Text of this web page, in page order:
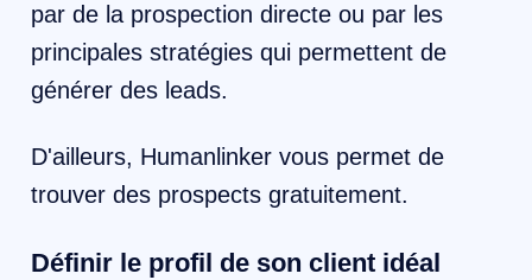
par de la prospection directe ou par les
principales stratégies qui permettent de
générer des leads.
D'ailleurs, Humanlinker vous permet de
trouver des prospects gratuitement.
Définir le profil de son client idéal